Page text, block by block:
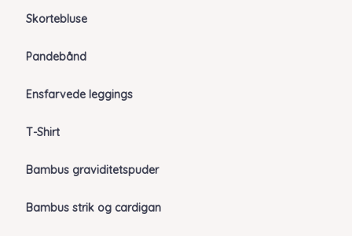
Skortebluse
Pandebånd
Ensfarvede leggings
T-Shirt
Bambus graviditetspuder
Bambus strik og cardigan